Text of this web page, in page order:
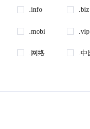
.info .biz
.mobi .vip
.网络 .中